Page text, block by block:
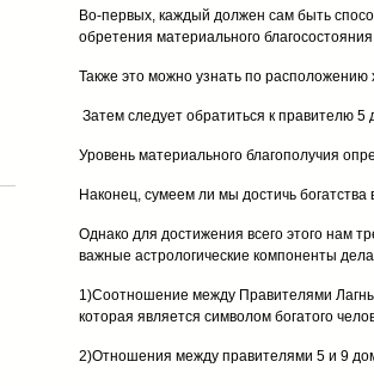
Во-первых, каждый должен сам быть
обретения материального
Также это можно узнать по расположению
Затем следует обратиться к правителю
Уровень материального благополучия
Наконец, сумеем ли мы достичь
Однако для достижения всего этого нам
важные астрологические компоненты
1)Соотношение между Правителями
которая является символом богатого
2)Отношения между правителями 5 и 9